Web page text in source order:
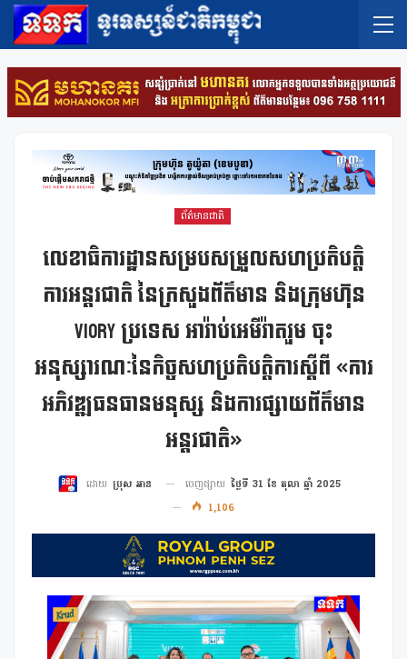
ព័ត៌មានជាតិ
លេខាធិការដ្ឋានសម្របសម្រួលសហប្រតិបត្តិ
ការអន្តរជាតិ នៃក្រសួងព័ត៌មាន និងក្រុមហ៊ុន
Viory ប្រទេស អារ៉ាប់អេមីរ៉ាតរួម ចុះ
អនុស្សារណៈនៃកិច្ចសហប្រតិបត្តិការស្តីពី «ការ
អភិវឌ្ឍធនធានមនុស្ស និងការផ្សាយព័ត៌មាន
អន្តរជាតិ»
ដោយ ប្រុស អាន ចេញផ្សាយ ថ្ងៃទី 31 ខែ តុលា ឆ្នាំ 2025
1,106